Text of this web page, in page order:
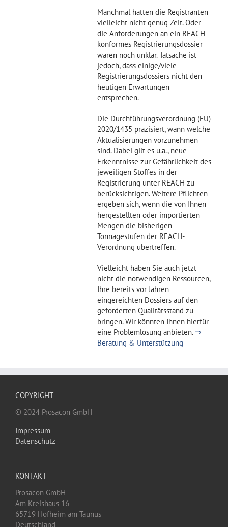
Manchmal hatten die Registranten
vielleicht nicht genug Zeit. Oder
die Anforderungen an ein REACH-
konformes Registrierungsdossier
waren noch unklar. Tatsache ist
jedoch, dass einige/viele
Registrierungsdossiers nicht den
heutigen Erwartungen
entsprechen.
Die Durchführungsverordnung (EU)
2020/1435 präzisiert, wann welche
Aktualisierungen vorzunehmen
sind. Dabei gilt es u.a., neue
Erkenntnisse zur Gefährlichkeit des
jeweiligen Stoffes in der
Registrierung unter REACH zu
berücksichtigen. Weitere Pflichten
ergeben sich, wenn die von Ihnen
hergestellten oder importierten
Mengen die bisherigen
Tonnagestufen der REACH-
Verordnung übertreffen.
Vielleicht haben Sie auch jetzt
nicht die notwendigen Ressourcen,
Ihre bereits vor Jahren
eingereichten Dossiers auf den
geforderten Qualitätsstand zu
bringen. Wir könnten Ihnen hierfür
eine Problemlösung anbieten.⇒
Beratung & Unterstützung
COPYRIGHT
© 2024 Prosacon GmbH
Impressum
Datenschutz
KONTAKT
Prosacon GmbH
Am Kreishaus 16
65719 Hofheim am Taunus
Deutschland